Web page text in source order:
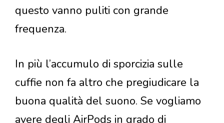
questo vanno puliti con grande
frequenza.
In più l’accumulo di sporcizia sulle
cuffie non fa altro che pregiudicare la
buona qualità del suono. Se vogliamo
avere degli AirPods in grado di